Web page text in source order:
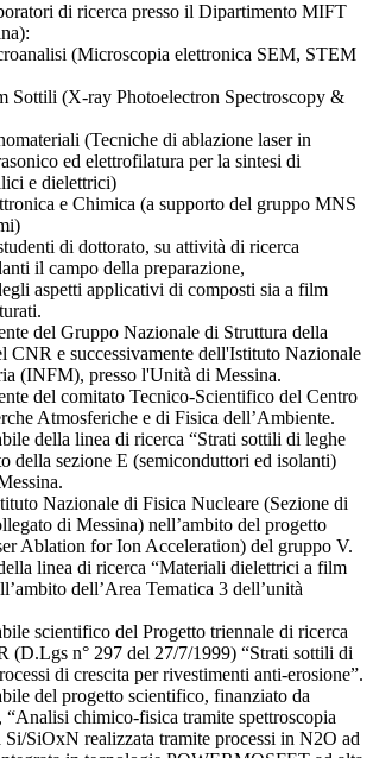
di ricerca presso il Dipartimento MIFT
(Microscopia elettronica SEM, STEM
Sottili (X-ray Photoelectron Spectroscopy &
(Tecniche di ablazione laser in
ed elettrofilatura per la sintesi di
e dielettrici)
e Chimica (a supporto del gruppo MNS
di dottorato, su attività di ricerca
il campo della preparazione,
aspetti applicativi di composti sia a film
del Gruppo Nazionale di Struttura della
CNR e successivamente dell'Istituto Nazionale
(INFM), presso l'Unità di Messina.
del comitato Tecnico-Scientifico del Centro
Atmosferiche e di Fisica dell’Ambiente.
della linea di ricerca “Strati sottili di leghe
della sezione E (semiconduttori ed isolanti)
Nazionale di Fisica Nucleare (Sezione di
di Messina) nell’ambito del progetto
Ablation for Ion Acceleration) del gruppo V.
linea di ricerca “Materiali dielettrici a film
dell’Area Tematica 3 dell’unità
scientifico del Progetto triennale di ricerca
(D.Lgs n° 297 del 27/7/1999) “Strati sottili di
di crescita per rivestimenti anti-erosione”.
del progetto scientifico, finanziato da
chimico-fisica tramite spettroscopia
Si/SiOxN realizzata tramite processi in N2O ad